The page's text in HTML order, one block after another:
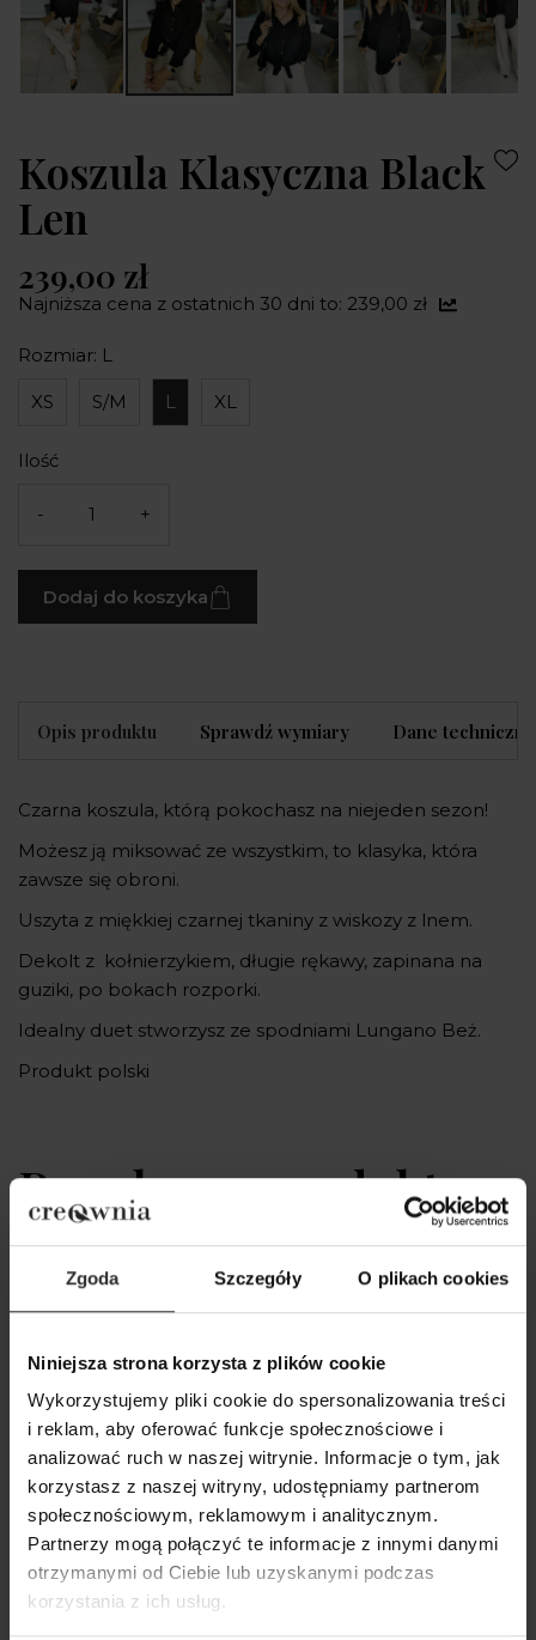
Zgoda Szczegóły O plikach cookies
Niniejsza strona korzysta z plików cookie
Wykorzystujemy pliki cookie do spersonalizowania treści
i reklam, aby oferować funkcje społecznościowe i
analizować ruch w naszej witrynie. Informacje o tym, jak
korzystasz z naszej witryny, udostępniamy partnerom
społecznościowym, reklamowym i analitycznym.
Partnerzy mogą połączyć te informacje z innymi danymi
otrzymanymi od Ciebie lub uzyskanymi podczas
korzystania z ich usług.
Koszula Klasyczna Black
Len
239,00 zł
Najniższa cena z ostatnich 30 dni to: 239,00 zł
Rozmiar: L
XS S/M L XL
Ilość
- +
Dodaj do koszyka
Opis produktu Sprawdź wymiary Dane techniczne
Czarna koszula, którą pokochasz na niejeden sezon!
Możesz ją miksować ze wszystkim, to klasyka, która
zawsze się obroni.
Uszyta z miękkiej czarnej tkaniny z wiskozy z lnem.
Dekolt z kołnierzykiem, długie rękawy, zapinana na
guziki, po bokach rozporki.
Idealny duet stworzysz ze spodniami Lungano Beż.
Produkt polski
Popularne produkty
Wybrane dla Ciebie z sercem i charakterem
Wszystkie produkty